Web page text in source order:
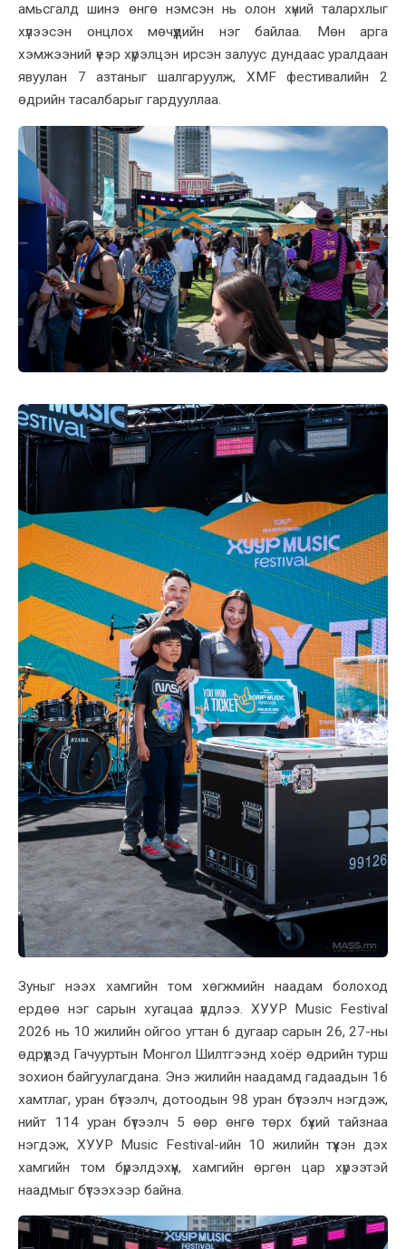
амьсгалд шинэ өнгө нэмсэн нь олон хүний талархлыг
хүлээсэн онцлох мөчүүдийн нэг байлаа. Мөн арга
хэмжээний үеэр хүрэлцэн ирсэн залуус дундаас уралдаан
явуулан 7 азтаныг шалгаруулж, XMF фестивалийн 2
өдрийн тасалбарыг гардууллаа.
Зуныг нээх хамгийн том хөгжмийн наадам болоход
ердөө нэг сарын хугацаа үлдлээ. ХУУР Music Festival
2026 нь 10 жилийн ойгоо угтан 6 дугаар сарын 26, 27-ны
өдрүүдэд Гачууртын Монгол Шилтгээнд хоёр өдрийн турш
зохион байгуулагдана. Энэ жилийн наадамд гадаадын 16
хамтлаг, уран бүтээлч, дотоодын 98 уран бүтээлч нэгдэж,
нийт 114 уран бүтээлч 5 өөр өнгө төрх бүхий тайзнаа
нэгдэж, ХУУР Music Festival-ийн 10 жилийн түүхэн дэх
хамгийн том бүрэлдэхүүн, хамгийн өргөн цар хүрээтэй
наадмыг бүтээхээр байна.